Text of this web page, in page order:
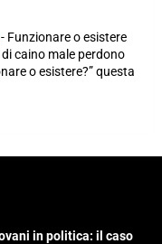
- Funzionare o esistere
caino male perdono
o esistere?” questa
in politica: il caso